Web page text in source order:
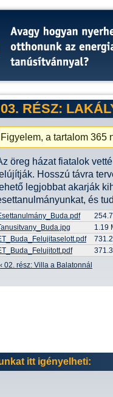
03. RÉSZ:
Figyelem, a tartalom 365
öreg házat fiatalok
Hosszú távra
legjobbat akarják
és
1.19
‹ 02. rész: Villa a Balatonnál
itt igényelheti: